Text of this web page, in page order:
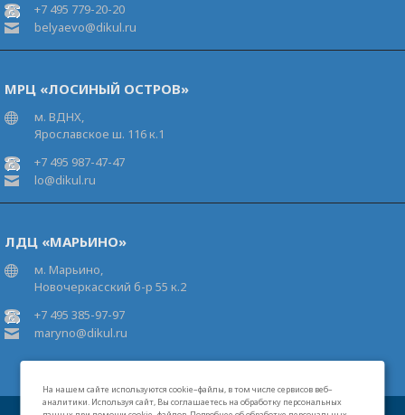
На нашем сайте используются cookie–файлы, в том числе сервисов веб–
аналитики. Используя сайт, Вы соглашаетесь на обработку персональных
+7 495 779-20-20
belyaevo@dikul.ru
МРЦ «ЛОСИНЫЙ ОСТРОВ»
м. ВДНХ,
Ярославское ш. 116 к.1
+7 495 987-47-47
lo@dikul.ru
ЛДЦ «МАРЬИНО»
м. Марьино,
Новочеркасский б-р 55 к.2
+7 495 385-97-97
maryno@dikul.ru